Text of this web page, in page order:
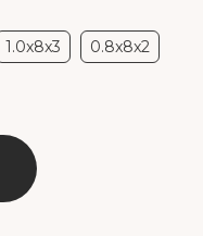
1.0x8x3 0.8x8x2